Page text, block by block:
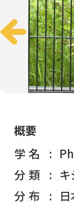
概要
学名
分類
分布